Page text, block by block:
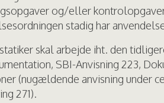
og/eller
stadig har
skal arbejde iht. den
SBI-Anvisning 223,
(nugældende anvisning under
271).